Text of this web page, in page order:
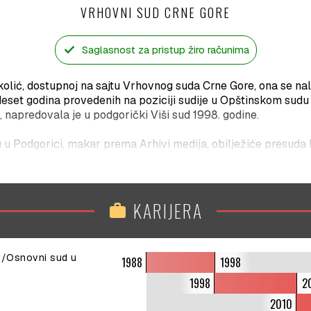
VRHOVNI SUD CRNE GORE
check Saglasnost za pristup žiro računima
dostupnoj na sajtu Vrhovnog suda Crne Gore, ona se
godina provedenih na poziciji sudije u Opštinskom
je u podgorički Viši sud 1998. godine.
Podgorici, makar prema Arhivi medija, obilježiće presuda
a kojom je Monitoru i kolumnisti Andreju Nikolaidisu
a sve zbog pretrpljenih duševnih bolova i povrede
je za sudiju Vrhovnog suda Crne Gore. U optužnici
je, između ostalog, koristeći svoj službeni položaj
„Carine“, u vlasništvu Medeničinog kuma
work KARIJERA
Osnovni sud u 1988 1998
1998
2010